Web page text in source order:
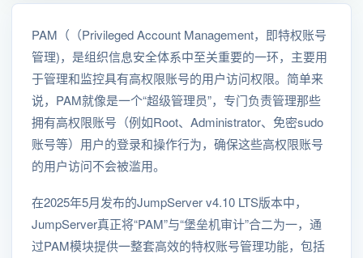
PAM（（Privileged Account Management，即特权账号
管理)，是组织信息安全体系中至关重要的一环，主要用
于管理和监控具有高权限账号的用户访问权限。简单来
说，PAM就像是一个“超级管理员”，专门负责管理那些
拥有高权限账号（例如Root、Administrator、免密sudo
账号等）用户的登录和操作行为，确保这些高权限账号
的用户访问不会被滥用。
在2025年5月发布的JumpServer v4.10 LTS版本中，
JumpServer真正将“PAM”与“堡垒机审计”合二为一，通
过PAM模块提供一整套高效的特权账号管理功能，包括